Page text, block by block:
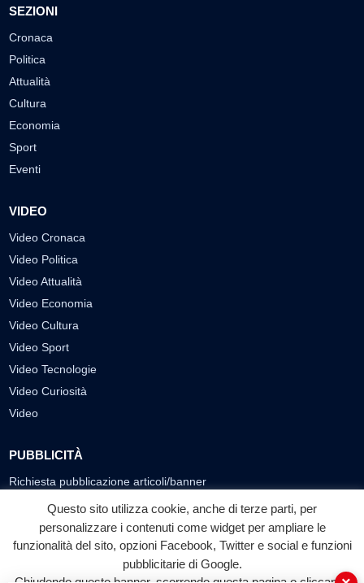
SEZIONI
Cronaca
Politica
Attualità
Cultura
Economia
Sport
Eventi
VIDEO
Video Cronaca
Video Politica
Video Attualità
Video Economia
Video Cultura
Video Sport
Video Tecnologie
Video Curiosità
Video
PUBBLICITÀ
Richiesta pubblicazione articoli/banner
SEGUICI SUI SOCIAL
f
Facebook
◎ ▶
YouTube
Questo sito utilizza cookie, anche di terze parti, per
personalizzare i contenuti come widget per ampliare le
funzionalità del sito, opzioni Facebook, Twitter e social e funzioni
pubblicitarie di Google.